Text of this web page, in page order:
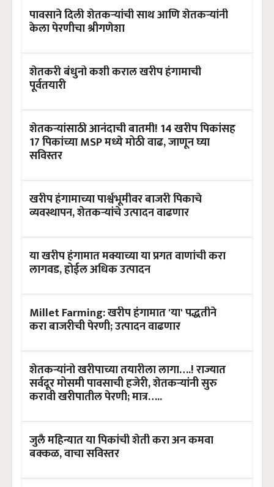
पावसाने दिली शेतकऱ्यांची साथ आणि शेतकऱ्यांनी
केला पेरणीचा श्रीगणेशा
शेतकरी बंधुनो कशी कराल खरीप हंगामाची
पूर्वतयारी
शेतकऱ्यांसाठी आनंदाची बातमी! 14 खरीप पिकांसह
17 पिकांच्या MSP मध्ये मोठी वाढ, जाणून घ्या
सविस्तर
खरीप हंगामाच्या पार्श्वभूमीवर बाजरी पिकाचे
व्यवस्थापन, शेतकऱ्यांचे उत्पादन वाढणार
या खरीप हंगामात मक्याच्या या प्रगत वाणांची करा
लागवड, होईल अधिक उत्पादन
Millet Farming: खरीप हंगामात 'या' पद्धतीने
करा बाजरीची पेरणी; उत्पादन वाढणार
शेतकऱ्यांनो खरीपाच्या तयारीला लागा….! राज्यात
सर्वदूर मोसमी पावसाची हजेरी, शेतकऱ्यांनी सुरु
करावी खरीपातील पेरणी; मात्र…..
जुलै महिन्यात या पिकांची शेती करा अन कमवा
बक्कळ, वाचा सविस्तर